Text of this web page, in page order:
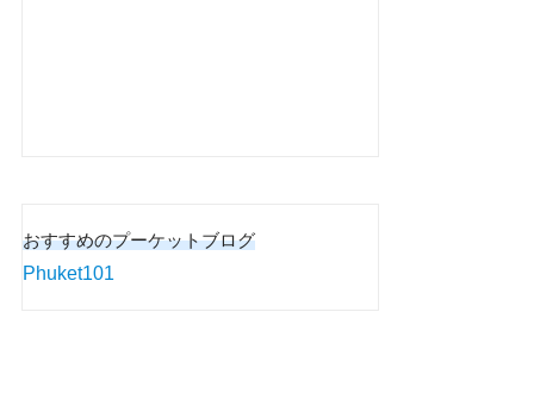
おすすめのプーケットブログ
Phuket101